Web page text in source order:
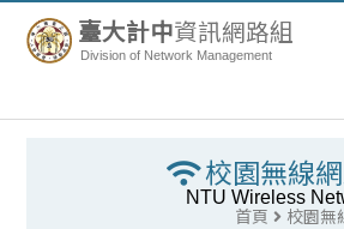
臺大計中資訊網路組
Division of Network Management
校園無線
NTU Wireless
首頁 校園無